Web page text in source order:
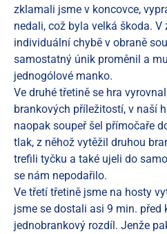
zklamali jsme v koncovce,
nedali, což byla velká škoda. V
individuální chybě v obraně
samostatný únik proměnil a
jednogólové manko.
Ve druhé třetině se hra
brankových příležitostí, v naší
naopak soupeř šel přímočaře
tlak, z něhož vytěžil druhou
trefili tyčku a také ujeli do
se nám nepodařilo.
Ve třetí třetině jsme na hosty
jsme se dostali asi 9 min. před
jednobrankový rozdíl. Jenže